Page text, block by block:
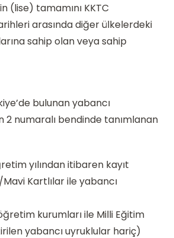
(lise) tamamını KKTC
arasında diğer ülkelerdeki
sahip olan veya sahip
bulunan yabancı
numaralı bendinde tanımlanan
yılından itibaren kayıt
Kartlılar ile yabancı
kurumları ile Milli Eğitim
yabancı uyruklular hariç)